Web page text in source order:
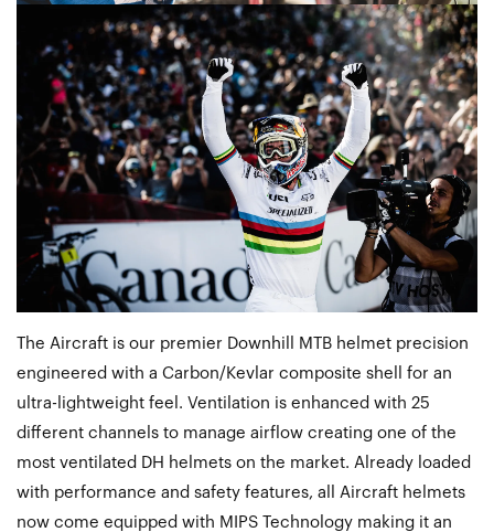
The Aircraft is our premier Downhill MTB helmet precision
engineered with a Carbon/Kevlar composite shell for an
ultra-lightweight feel. Ventilation is enhanced with 25
different channels to manage airflow creating one of the
most ventilated DH helmets on the market. Already loaded
with performance and safety features, all Aircraft helmets
now come equipped with MIPS Technology making it an